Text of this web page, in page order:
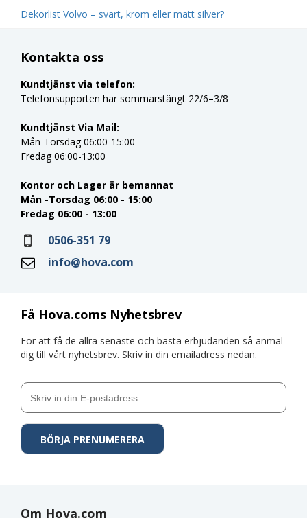
Dekorlist Volvo – svart, krom eller matt silver?
Få Hova.coms Nyhetsbrev
För att få de allra senaste och bästa erbjudanden så anmäl
dig till vårt nyhetsbrev. Skriv in din emailadress nedan.
Kontakta oss
Kundtjänst via telefon:
Telefonsupporten har sommarstängt 22/6–3/8
Kundtjänst Via Mail:
Mån-Torsdag 06:00-15:00
Fredag 06:00-13:00
Kontor och Lager är bemannat
Mån -Torsdag 06:00 - 15:00
Fredag 06:00 - 13:00
0506-351 79
info@hova.com
Om Hova.com